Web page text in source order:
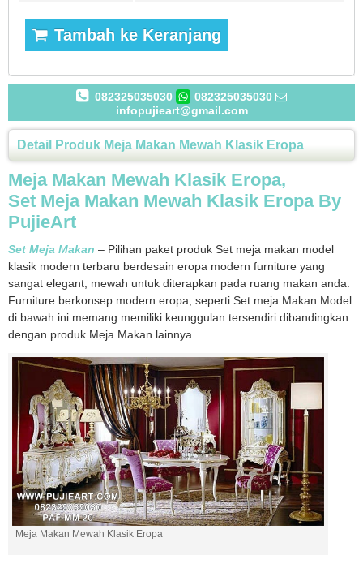
Tambah ke Keranjang
082325035030
082325035030
infopujieart@gmail.com
Detail Produk Meja Makan Mewah Klasik Eropa
Meja Makan Mewah Klasik Eropa,
Set Meja Makan Mewah Klasik Eropa By
PujieArt
Set Meja Makan – Pilihan paket produk Set meja makan model
klasik modern terbaru berdesain eropa modern furniture yang
sangat elegant, mewah untuk diterapkan pada ruang makan anda.
Furniture berkonsep modern eropa, seperti Set meja Makan Model
di bawah ini memang memiliki keunggulan tersendiri dibandingkan
dengan produk Meja Makan lainnya.
Meja Makan Mewah Klasik Eropa